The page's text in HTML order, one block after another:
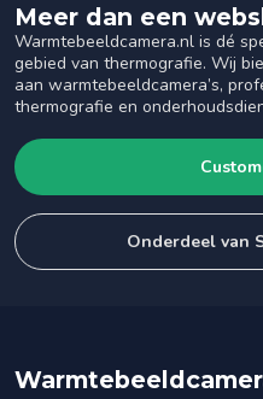
Meer dan een
Warmtebeeldcamera.nl is dé
gebied van thermografie. Wij
aan warmtebeeldcamera’s,
thermografie en
Onderdeel van